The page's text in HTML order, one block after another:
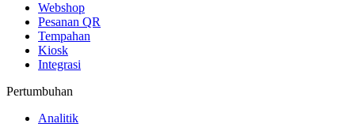
Webshop
Pesanan QR
Tempahan
Kiosk
Integrasi
Pertumbuhan
Analitik